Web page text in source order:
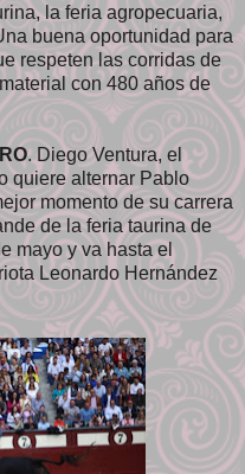
la feria agropecuaria,
buena oportunidad para
respeten las corridas de
con 480 años de
. Diego Ventura, el
quiere alternar Pablo
momento de su carrera
de la feria taurina de
mayo y va hasta el
Leonardo Hernández